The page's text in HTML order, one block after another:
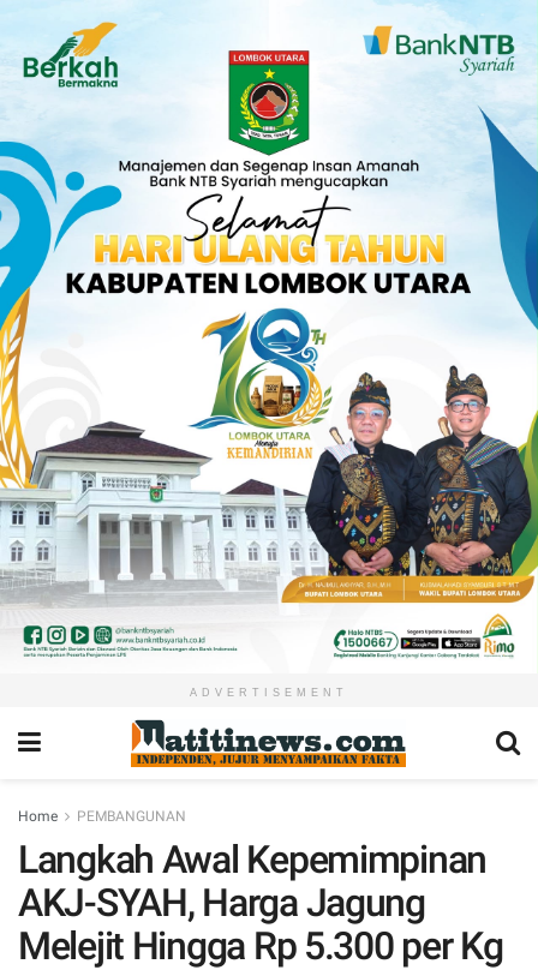
ADVERTISEMENT
Home PEMBANGUNAN
Langkah Awal Kepemimpinan
AKJ-SYAH, Harga Jagung
Melejit Hingga Rp 5.300 per Kg